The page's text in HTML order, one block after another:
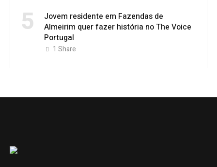
5
Jovem residente em Fazendas de
Almeirim quer fazer história no The Voice
Portugal
1 Share